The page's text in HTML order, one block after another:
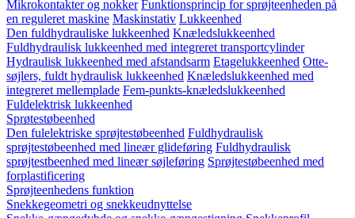
Mikrokontakter og nokker Funktionsprincip for sprøjteenheden på
en reguleret maskine Maskinstativ Lukkeenhed
Den fuldhydrauliske lukkeenhed Knæledslukkeenhed
Fuldhydraulisk lukkeenhed med integreret transportcylinder
Hydraulisk lukkeenhed med afstandsarm Etagelukkeenhed Otte-
søjlers, fuldt hydraulisk lukkeenhed Knæledslukkeenhed med
integreret mellemplade Fem-punkts-knæledslukkeenhed
Fuldelektrisk lukkeenhed
Sprøtestøbeenhed
Den fulelektriske sprøjtestøbeenhed Fuldhydraulisk
sprøjtestøbeenhed med lineær glideføring Fuldhydraulisk
sprøjtestbeenhed med lineær søjleføring Sprøjtestøbeenhed med
forplastificering
Sprøjteenhedens funktion
Snekkegeometri og snekkeudnyttelse